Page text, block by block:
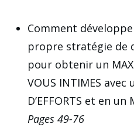
Comment
propre stratégie de
pour obtenir un
VOUS INTIMES avec
D’EFFORTS et en un
Pages 49-76